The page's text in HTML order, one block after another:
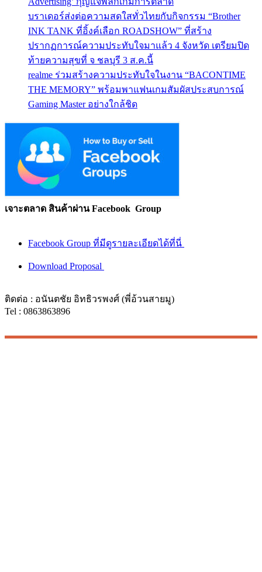
บราเดอร์ส่งต่อความสดใสทั่วไทยกับกิจกรรม “Brother
INK TANK ที่อิ้งค์เลือก ROADSHOW” ที่สร้าง
ปรากฏการณ์ความประทับใจมาแล้ว 4 จังหวัด เตรียมปิด
ท้ายความสุขที่ จ ชลบุรี 3 ส.ค.นี้
realme ร่วมสร้างความประทับใจในงาน “BACONTIME
THE MEMORY” พร้อมพาแฟนเกมสัมผัสประสบการณ์
Gaming Master อย่างใกล้ชิด
เจาะตลาด สินค้าผ่าน Facebook Group
Facebook Group ที่มีดูรายละเอียดได้ที่นี่
Download Proposal
ติดต่อ : อนันตชัย อิทธิวรพงศ์ (พี่อ้วนสายมู)
Tel : 0863863896